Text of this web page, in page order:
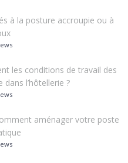
à la posture accroupie ou à
les conditions de travail des
l’hôtellerie ?
aménager votre poste